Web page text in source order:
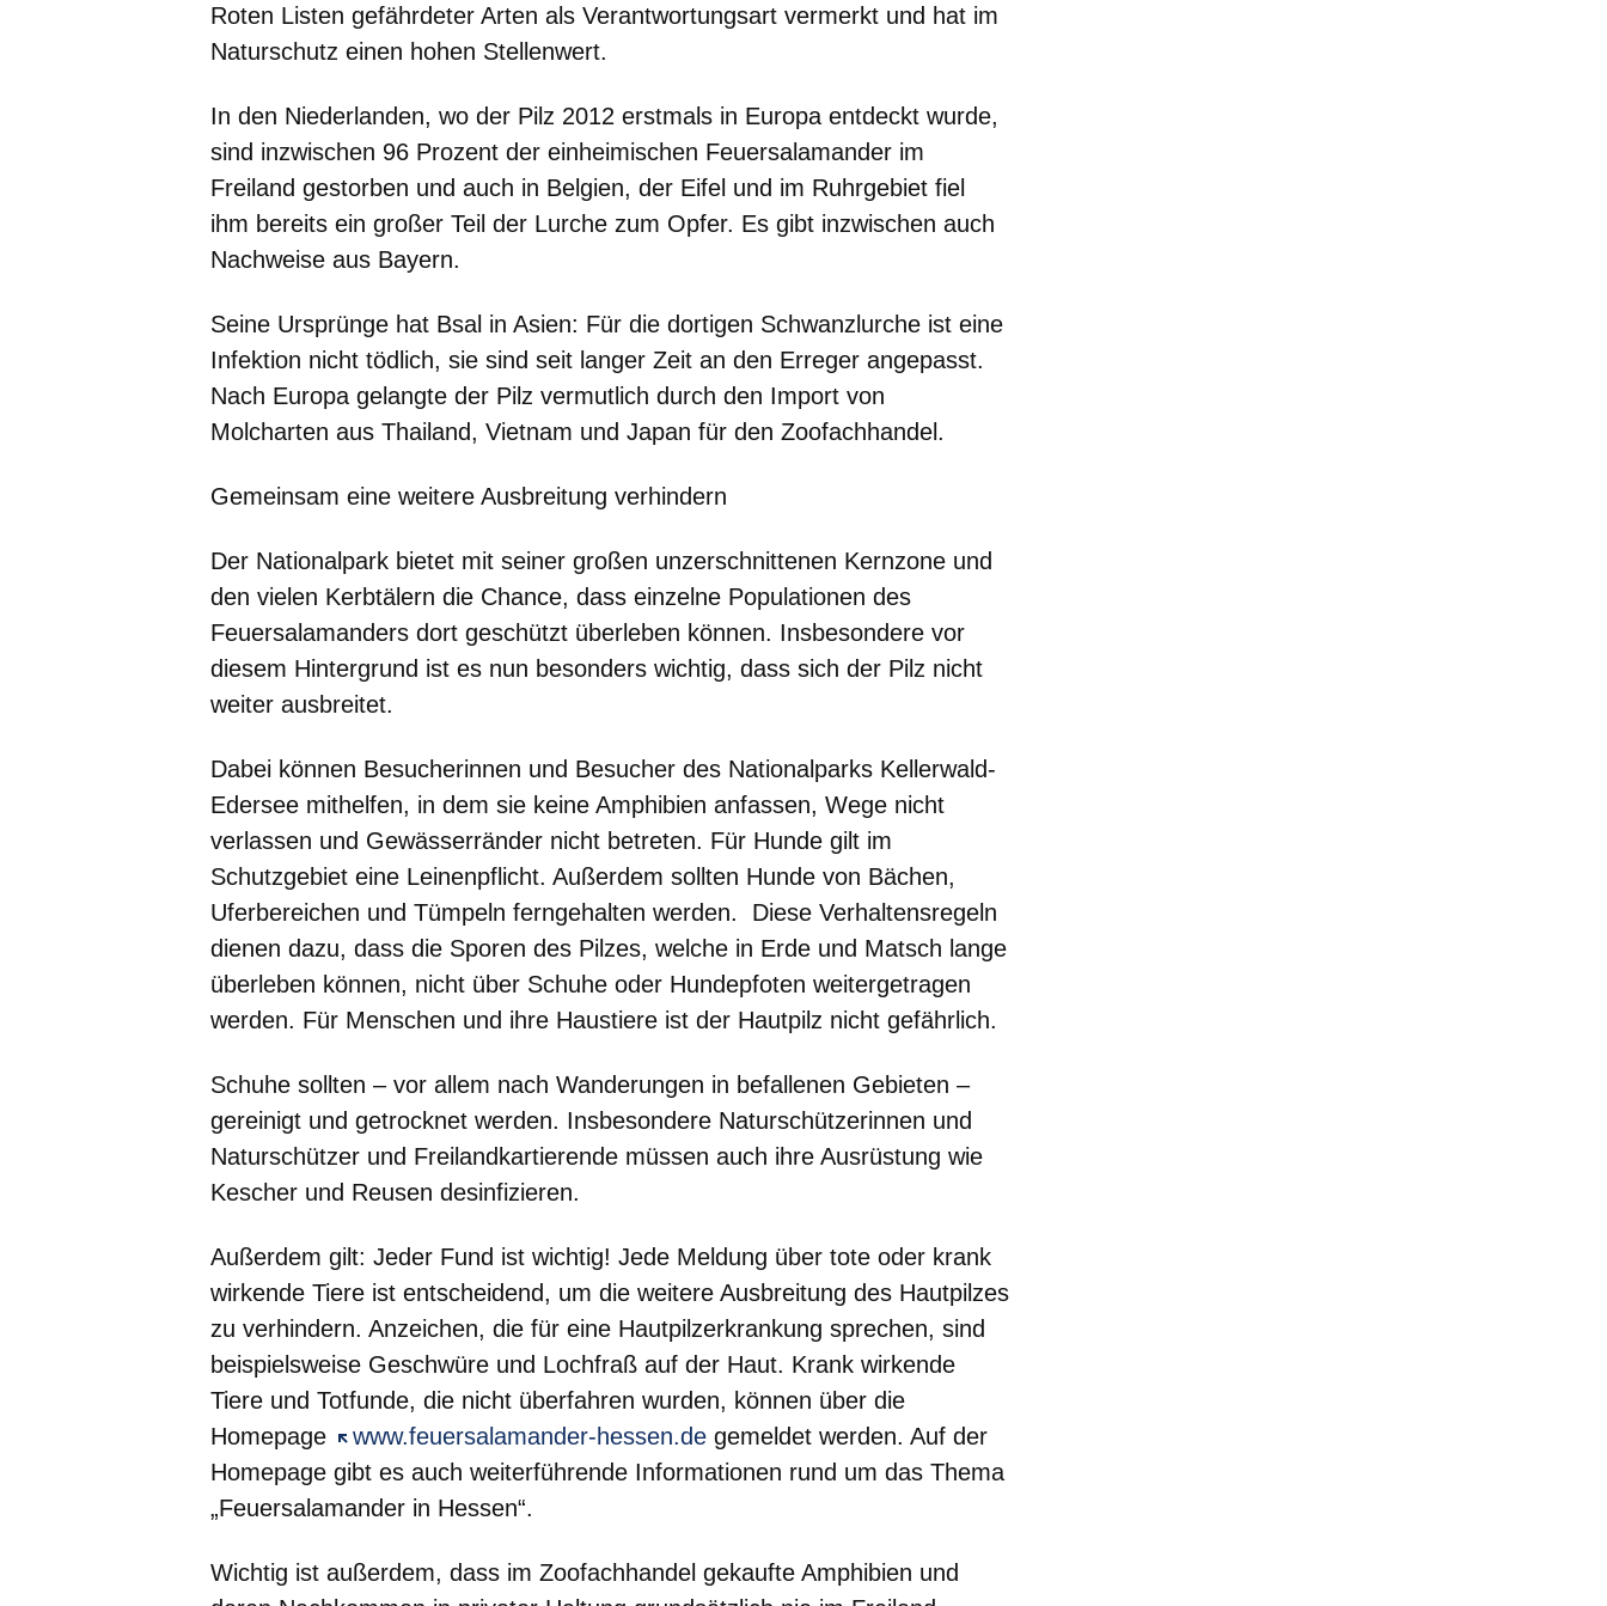
Roten Listen gefährdeter Arten als Verantwortungsart vermerkt und hat im
Naturschutz einen hohen Stellenwert.
In den Niederlanden, wo der Pilz 2012 erstmals in Europa entdeckt wurde,
sind inzwischen 96 Prozent der einheimischen Feuersalamander im
Freiland gestorben und auch in Belgien, der Eifel und im Ruhrgebiet fiel
ihm bereits ein großer Teil der Lurche zum Opfer. Es gibt inzwischen auch
Nachweise aus Bayern.
Seine Ursprünge hat Bsal in Asien: Für die dortigen Schwanzlurche ist eine
Infektion nicht tödlich, sie sind seit langer Zeit an den Erreger angepasst.
Nach Europa gelangte der Pilz vermutlich durch den Import von
Molcharten aus Thailand, Vietnam und Japan für den Zoofachhandel.
Gemeinsam eine weitere Ausbreitung verhindern
Der Nationalpark bietet mit seiner großen unzerschnittenen Kernzone und
den vielen Kerbtälern die Chance, dass einzelne Populationen des
Feuersalamanders dort geschützt überleben können. Insbesondere vor
diesem Hintergrund ist es nun besonders wichtig, dass sich der Pilz nicht
weiter ausbreitet.
Dabei können Besucherinnen und Besucher des Nationalparks Kellerwald-
Edersee mithelfen, in dem sie keine Amphibien anfassen, Wege nicht
verlassen und Gewässerränder nicht betreten. Für Hunde gilt im
Schutzgebiet eine Leinenpflicht. Außerdem sollten Hunde von Bächen,
Uferbereichen und Tümpeln ferngehalten werden. Diese Verhaltensregeln
dienen dazu, dass die Sporen des Pilzes, welche in Erde und Matsch lange
überleben können, nicht über Schuhe oder Hundepfoten weitergetragen
werden. Für Menschen und ihre Haustiere ist der Hautpilz nicht gefährlich.
Schuhe sollten – vor allem nach Wanderungen in befallenen Gebieten –
gereinigt und getrocknet werden. Insbesondere Naturschützerinnen und
Naturschützer und Freilandkartierende müssen auch ihre Ausrüstung wie
Kescher und Reusen desinfizieren.
Außerdem gilt: Jeder Fund ist wichtig! Jede Meldung über tote oder krank
wirkende Tiere ist entscheidend, um die weitere Ausbreitung des Hautpilzes
zu verhindern. Anzeichen, die für eine Hautpilzerkrankung sprechen, sind
beispielsweise Geschwüre und Lochfraß auf der Haut. Krank wirkende
Tiere und Totfunde, die nicht überfahren wurden, können über die
Homepage
www.feuersalamander-hessen.de
Öffnet sich in einem neuen Fenster gemeldet werden. Auf der
Homepage gibt es auch weiterführende Informationen rund um das Thema
„Feuersalamander in Hessen“.
Wichtig ist außerdem, dass im Zoofachhandel gekaufte Amphibien und